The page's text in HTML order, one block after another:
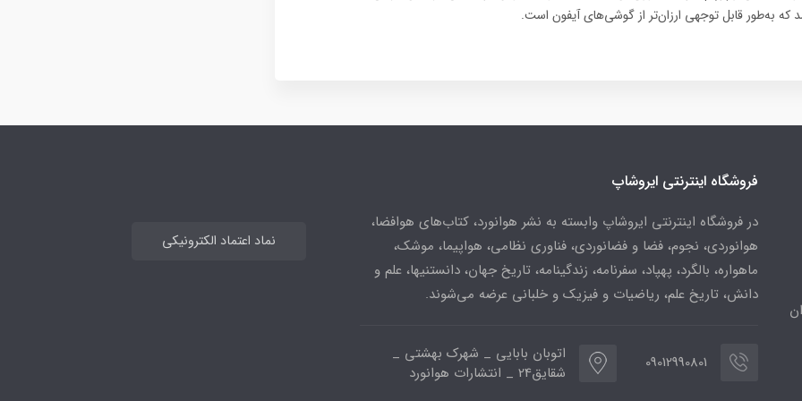
به‌طور قابل توجهی ارزان‌تر از گوشی‌های آیفون است.
فروشگاه اینترنتی ایروشاپ
در فروشگاه اینترنتی ایروشاپ وابسته به نشر هوانورد، کتاب‌های هوافضا،
هوانوردی، نجوم، فضا و فضانوردی، فناوری نظامی، هواپیما، موشک،
ماهواره، بالگرد، پهپاد، سفرنامه، زندگینامه، تاریخ جهان، دانستنیها، علم و
دانش، تاریخ علم، ریاضیات و فیزیک و خلبانی عرضه می‌شوند.
09012990801
اتوبان بابایی _ شهرک بهشتی _
شقایق24 _ انتشارات هوانورد
نماد اعتماد الکترونیکی